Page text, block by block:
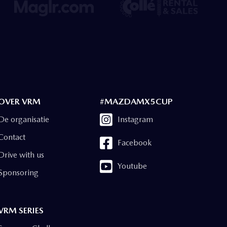
VRM
organisatie
with us
SERIES
#MAZDAMX5CUP
Instagram
Facebook
Youtube